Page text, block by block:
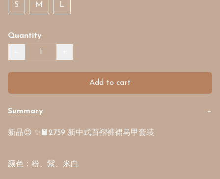
S M L
Quantity
Add to cart
Summary −
新品😍 ✨🧧2759 新中式百褶裤裙马甲套装
颜色：粉、紫、米白